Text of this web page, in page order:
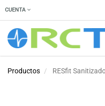
CUENTA
Productos
RESfit